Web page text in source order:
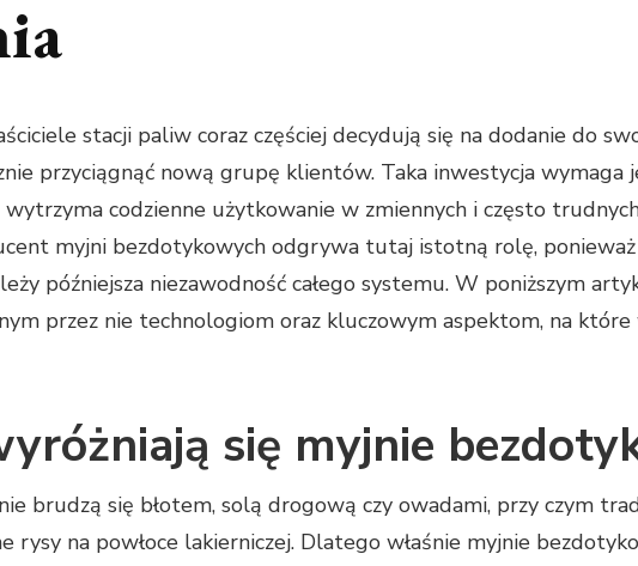
stacji paliw coraz częściej decydują się na dodanie do
przyciągnąć nową grupę klientów. Taka inwestycja
codzienne użytkowanie w zmiennych i często
myjni bezdotykowych odgrywa tutaj istotną rolę, ponieważ
późniejsza niezawodność całego systemu. W poniższym
przez nie technologiom oraz kluczowym aspektom, na
się myjnie
brudzą się błotem, solą drogową czy owadami, przy czym
rysy na powłoce lakierniczej. Dlatego właśnie myjnie